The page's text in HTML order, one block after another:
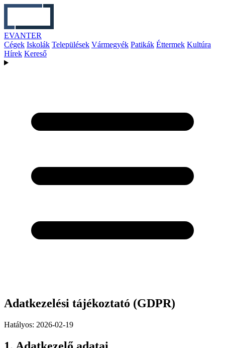
EVANTER
Cégek Iskolák Települések Vármegyék Patikák Éttermek Kultúra
Hírek Kereső
Adatkezelési tájékoztató (GDPR)
Hatályos: 2026-02-19